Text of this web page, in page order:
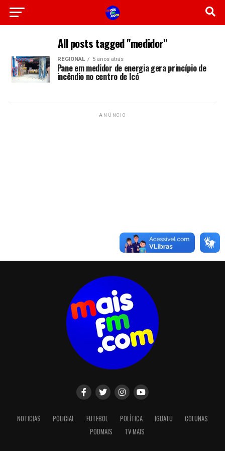
All posts tagged "medidor"
REGIONAL 5 anos atrás
Pane em medidor de energia gera princípio de
incêndio no centro de Icó
ANÚNCIO
NOTICIAS POLICIAL FUTEBOL POLÍTICA IGUATU
COLUNAS
PODMAIS
TV MAIS